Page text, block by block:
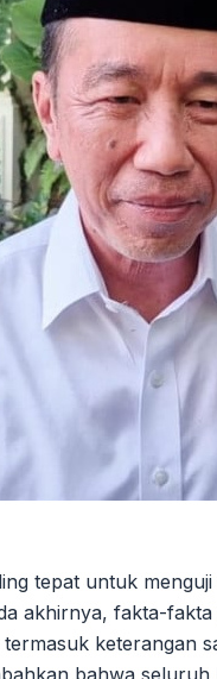
tepat untuk
akhirnya, fakta-
keterangan
bahwa